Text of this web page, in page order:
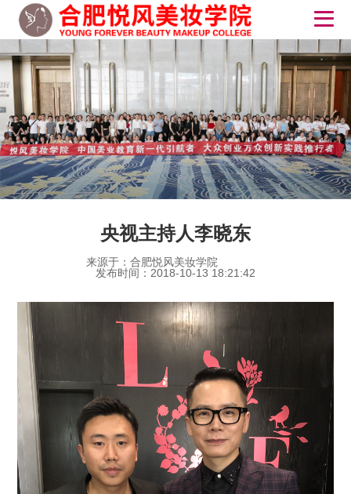
央视主持人李晓东
来源于：合肥悦风美妆学院
发布时间：2018-10-13 18:21:42